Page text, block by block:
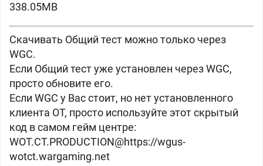
338.05MB
Скачивать Общий тест можно только через
WGC.
Если Общий тест уже установлен через WGC,
просто обновите его.
Если WGC у Вас стоит, но нет установленного
клиента OT, просто используйте этот скрытый
код в самом гейм центре:
WOT.CT.PRODUCTION@https://wgus-
wotct.wargaming.net